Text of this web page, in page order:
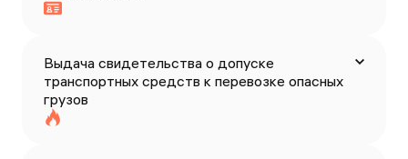
Выдача свидетельства о допуске
транспортных средств к перевозке опасных
грузов